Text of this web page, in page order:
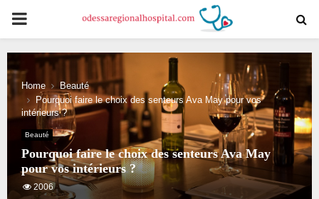
PRIMARY
MENU
Home
Beauté
Pourquoi faire le choix des senteurs Ava May pour vos
intérieurs ?
Beauté
Pourquoi faire le choix des senteurs Ava May
pour vos intérieurs ?
2006